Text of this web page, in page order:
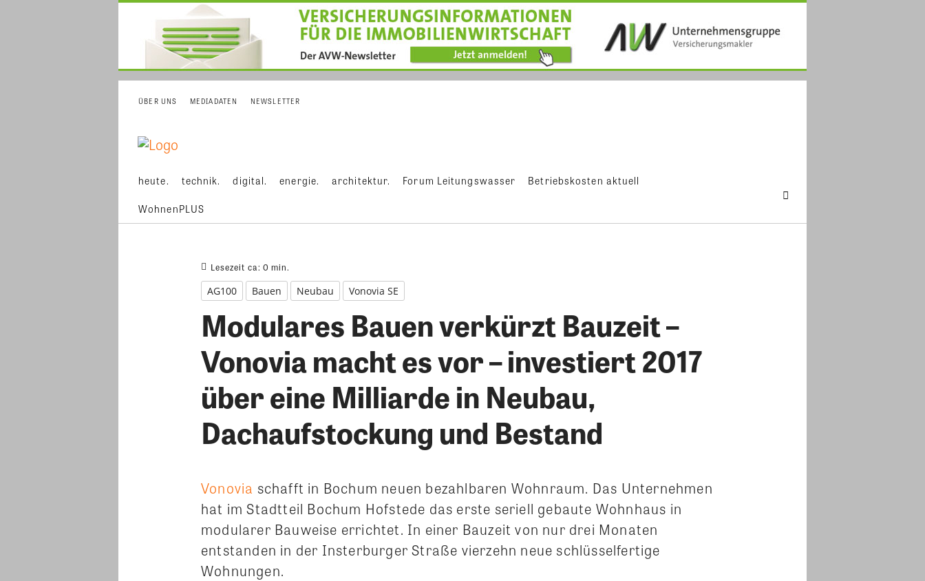
ÜBER UNS MEDIADATEN NEWSLETTER
heute. technik. digital. energie. architektur. Forum Leitungswasser Betriebskosten aktuell
WohnenPLUS
Lesezeit ca: 0 min.
AG100 Bauen Neubau Vonovia SE
Modulares Bauen verkürzt Bauzeit –
Vonovia macht es vor – investiert 2017
über eine Milliarde in Neubau,
Dachaufstockung und Bestand
Vonovia schafft in Bochum neuen bezahlbaren Wohnraum. Das Unternehmen
hat im Stadtteil Bochum Hofstede das erste seriell gebaute Wohnhaus in
modularer Bauweise errichtet. In einer Bauzeit von nur drei Monaten
entstanden in der Insterburger Straße vierzehn neue schlüsselfertige
Wohnungen.